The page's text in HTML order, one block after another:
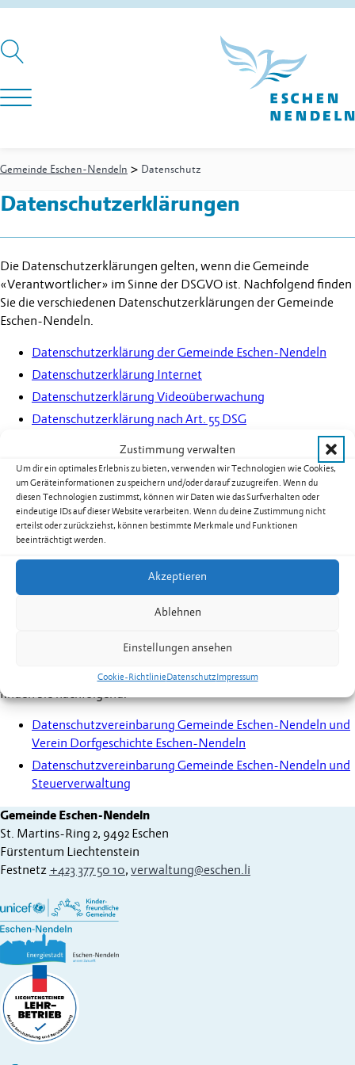
Zustimmung verwalten
Um dir ein optimales Erlebnis zu bieten, verwenden wir Technologien wie Cookies,
um Geräteinformationen zu speichern und/oder darauf zuzugreifen. Wenn du
diesen Technologien zustimmst, können wir Daten wie das Surfverhalten oder
eindeutige IDs auf dieser Website verarbeiten. Wenn du deine Zustimmung nicht
erteilst oder zurückziehst, können bestimmte Merkmale und Funktionen
beeinträchtigt werden.
Akzeptieren
Ablehnen
Einstellungen ansehen
Cookie-RichtlinieDatenschutzImpressum
Gemeinde Eschen-Nendeln > Datenschutz
Datenschutzerklärungen
Die Datenschutzerklärungen gelten, wenn die Gemeinde
«Verantwortlicher» im Sinne der DSGVO ist. Nachfolgend finden
Sie die verschiedenen Datenschutzerklärungen der Gemeinde
Eschen-Nendeln.
Datenschutzerklärung der Gemeinde Eschen-Nendeln
Datenschutzerklärung Internet
Datenschutzerklärung Videoüberwachung
Datenschutzerklärung nach Art. 55 DSG
Datenschutzerklärung für Stellenbewerber
Datenschutzerklärung nach Art. 35g Energieeffizienzgesetz
Datenschutzvereinbarungen
Es kommt vor, dass die Gemeinde nicht allein Verantwortlicher
ist. So sehen Gesetze und andere Vereinbarungen vor, dass die
Gemeinde zusammen mit anderen Organisationen die Rolle des
«Verantwortlichen» einnimmt. Deshalb ist die Gemeinde Eschen-
Vereinbarung abzuschliessen. Der wesentliche Inhalt dieser
Vereinbarungen ist den betroffenen Personen zur Verfügung zu
stellen. Diese Informationen zu den einzelnen Vereinbarungen
finden Sie nachfolgend.
Datenschutzvereinbarung Gemeinde Eschen-Nendeln und
Verein Dorfgeschichte Eschen-Nendeln
Datenschutzvereinbarung Gemeinde Eschen-Nendeln und
Steuerverwaltung
Gemeinde Eschen-Nendeln
St. Martins-Ring 2, 9492 Eschen
Fürstentum Liechtenstein
Festnetz +423 377 50 10, verwaltung@eschen.li